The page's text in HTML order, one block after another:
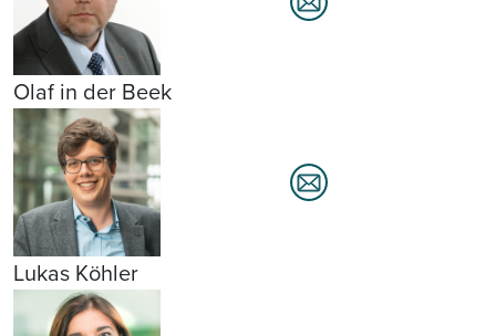
Olaf in der Beek
Lukas Köhler